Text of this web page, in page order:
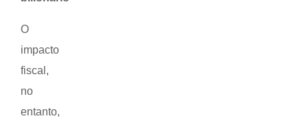
O
impacto
fiscal,
no
entanto,